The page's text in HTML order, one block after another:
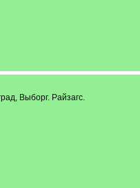
Выборг. Райзагс.